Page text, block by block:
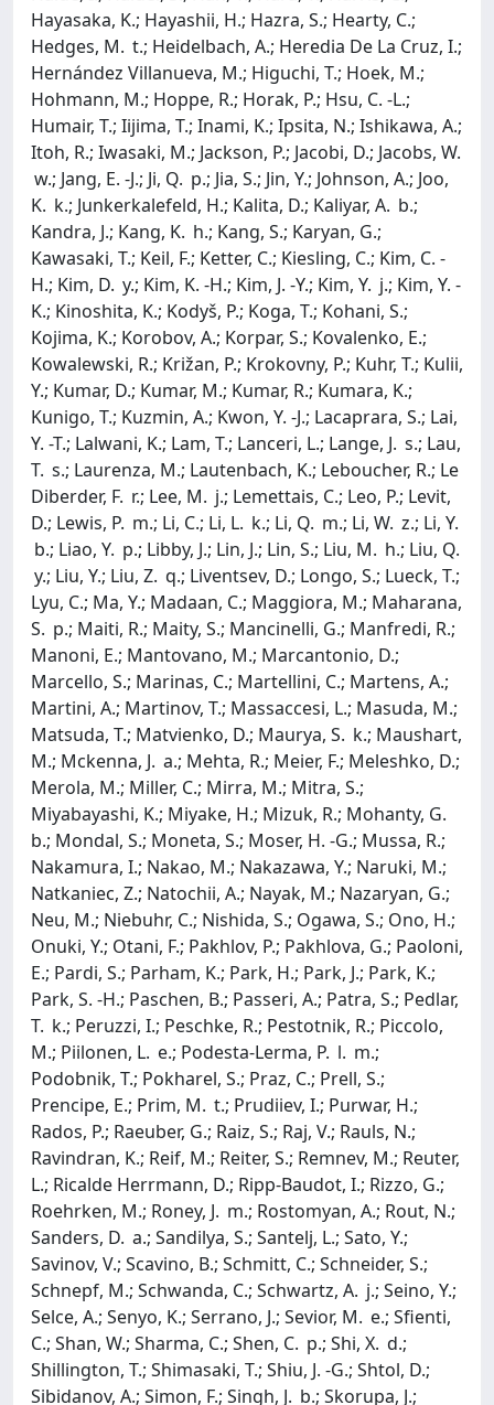
Hayasaka, K.; Hayashii, H.; Hazra, S.; Hearty, C.;
Hedges, M. t.; Heidelbach, A.; Heredia De La Cruz, I.;
Hernández Villanueva, M.; Higuchi, T.; Hoek, M.;
Hohmann, M.; Hoppe, R.; Horak, P.; Hsu, C. -L.;
Humair, T.; Iijima, T.; Inami, K.; Ipsita, N.; Ishikawa, A.;
Itoh, R.; Iwasaki, M.; Jackson, P.; Jacobi, D.; Jacobs, W.
w.; Jang, E. -J.; Ji, Q. p.; Jia, S.; Jin, Y.; Johnson, A.; Joo,
K. k.; Junkerkalefeld, H.; Kalita, D.; Kaliyar, A. b.;
Kandra, J.; Kang, K. h.; Kang, S.; Karyan, G.;
Kawasaki, T.; Keil, F.; Ketter, C.; Kiesling, C.; Kim, C. -
H.; Kim, D. y.; Kim, K. -H.; Kim, J. -Y.; Kim, Y. j.; Kim, Y. -
K.; Kinoshita, K.; Kodyš, P.; Koga, T.; Kohani, S.;
Kojima, K.; Korobov, A.; Korpar, S.; Kovalenko, E.;
Kowalewski, R.; Križan, P.; Krokovny, P.; Kuhr, T.; Kulii,
Y.; Kumar, D.; Kumar, M.; Kumar, R.; Kumara, K.;
Kunigo, T.; Kuzmin, A.; Kwon, Y. -J.; Lacaprara, S.; Lai,
Y. -T.; Lalwani, K.; Lam, T.; Lanceri, L.; Lange, J. s.; Lau,
T. s.; Laurenza, M.; Lautenbach, K.; Leboucher, R.; Le
Diberder, F. r.; Lee, M. j.; Lemettais, C.; Leo, P.; Levit,
D.; Lewis, P. m.; Li, C.; Li, L. k.; Li, Q. m.; Li, W. z.; Li, Y.
b.; Liao, Y. p.; Libby, J.; Lin, J.; Lin, S.; Liu, M. h.; Liu, Q.
y.; Liu, Y.; Liu, Z. q.; Liventsev, D.; Longo, S.; Lueck, T.;
Lyu, C.; Ma, Y.; Madaan, C.; Maggiora, M.; Maharana,
S. p.; Maiti, R.; Maity, S.; Mancinelli, G.; Manfredi, R.;
Manoni, E.; Mantovano, M.; Marcantonio, D.;
Marcello, S.; Marinas, C.; Martellini, C.; Martens, A.;
Martini, A.; Martinov, T.; Massaccesi, L.; Masuda, M.;
Matsuda, T.; Matvienko, D.; Maurya, S. k.; Maushart,
M.; Mckenna, J. a.; Mehta, R.; Meier, F.; Meleshko, D.;
Merola, M.; Miller, C.; Mirra, M.; Mitra, S.;
Miyabayashi, K.; Miyake, H.; Mizuk, R.; Mohanty, G.
b.; Mondal, S.; Moneta, S.; Moser, H. -G.; Mussa, R.;
Nakamura, I.; Nakao, M.; Nakazawa, Y.; Naruki, M.;
Natkaniec, Z.; Natochii, A.; Nayak, M.; Nazaryan, G.;
Neu, M.; Niebuhr, C.; Nishida, S.; Ogawa, S.; Ono, H.;
Onuki, Y.; Otani, F.; Pakhlov, P.; Pakhlova, G.; Paoloni,
E.; Pardi, S.; Parham, K.; Park, H.; Park, J.; Park, K.;
Park, S. -H.; Paschen, B.; Passeri, A.; Patra, S.; Pedlar,
T. k.; Peruzzi, I.; Peschke, R.; Pestotnik, R.; Piccolo,
M.; Piilonen, L. e.; Podesta-Lerma, P. l. m.;
Podobnik, T.; Pokharel, S.; Praz, C.; Prell, S.;
Prencipe, E.; Prim, M. t.; Prudiiev, I.; Purwar, H.;
Rados, P.; Raeuber, G.; Raiz, S.; Raj, V.; Rauls, N.;
Ravindran, K.; Reif, M.; Reiter, S.; Remnev, M.; Reuter,
L.; Ricalde Herrmann, D.; Ripp-Baudot, I.; Rizzo, G.;
Roehrken, M.; Roney, J. m.; Rostomyan, A.; Rout, N.;
Sanders, D. a.; Sandilya, S.; Santelj, L.; Sato, Y.;
Savinov, V.; Scavino, B.; Schmitt, C.; Schneider, S.;
Schnepf, M.; Schwanda, C.; Schwartz, A. j.; Seino, Y.;
Selce, A.; Senyo, K.; Serrano, J.; Sevior, M. e.; Sfienti,
C.; Shan, W.; Sharma, C.; Shen, C. p.; Shi, X. d.;
Shillington, T.; Shimasaki, T.; Shiu, J. -G.; Shtol, D.;
Sibidanov, A.; Simon, F.; Singh, J. b.; Skorupa, J.;